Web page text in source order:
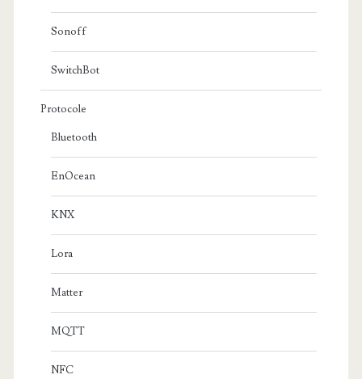
Sonoff
SwitchBot
Protocole
Bluetooth
EnOcean
KNX
Lora
Matter
MQTT
NFC